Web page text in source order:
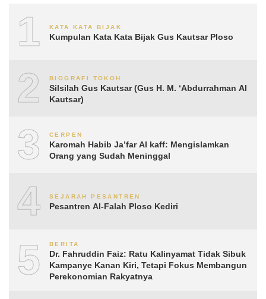
1 KATA KATA BIJAK
Kumpulan Kata Kata Bijak Gus Kautsar Ploso
2 BIOGRAFI TOKOH
Silsilah Gus Kautsar (Gus H. M. ‘Abdurrahman Al
Kautsar)
3 CERPEN
Karomah Habib Ja’far Al kaff: Mengislamkan
Orang yang Sudah Meninggal
4 SEJARAH PESANTREN
Pesantren Al-Falah Ploso Kediri
5 BERITA
Dr. Fahruddin Faiz: Ratu Kalinyamat Tidak Sibuk
Kampanye Kanan Kiri, Tetapi Fokus Membangun
Perekonomian Rakyatnya